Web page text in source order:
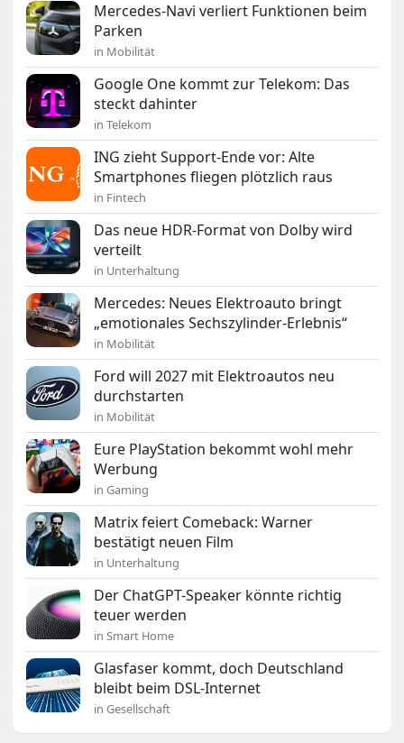
Mercedes-Navi verliert Funktionen beim
Parken
in Mobilität
Google One kommt zur Telekom: Das
steckt dahinter
in Telekom
ING zieht Support-Ende vor: Alte
Smartphones fliegen plötzlich raus
in Fintech
Das neue HDR-Format von Dolby wird
verteilt
in Unterhaltung
Mercedes: Neues Elektroauto bringt
„emotionales Sechszylinder-Erlebnis“
in Mobilität
Ford will 2027 mit Elektroautos neu
durchstarten
in Mobilität
Eure PlayStation bekommt wohl mehr
Werbung
in Gaming
Matrix feiert Comeback: Warner
bestätigt neuen Film
in Unterhaltung
Der ChatGPT-Speaker könnte richtig
teuer werden
in Smart Home
Glasfaser kommt, doch Deutschland
bleibt beim DSL-Internet
in Gesellschaft